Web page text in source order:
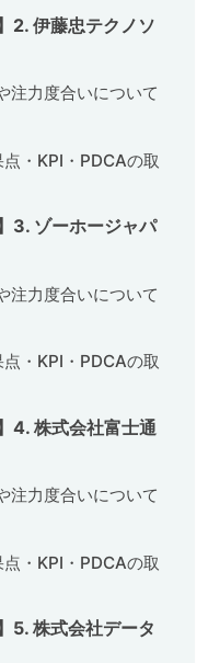
2. 伊藤忠テクノソ
注力度合いについて
・KPI・PDCAの取
3. ゾーホージャパ
注力度合いについて
・KPI・PDCAの取
4. 株式会社富士通
注力度合いについて
・KPI・PDCAの取
5. 株式会社データ